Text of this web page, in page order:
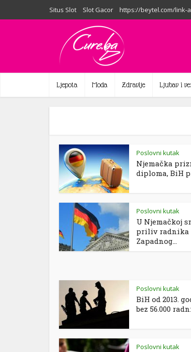
Situs Slot Slot Gacor https://beytel.com/link-
Ljepota Moda Zdravlje Ljubav i
Poslovni kutak
Njemačka
diploma, BiH
Poslovni kutak
U Njemačkoj
priliv radnika
Zapadnog...
Poslovni kutak
BiH od 2013.
bez 56.000
Poslovni kutak